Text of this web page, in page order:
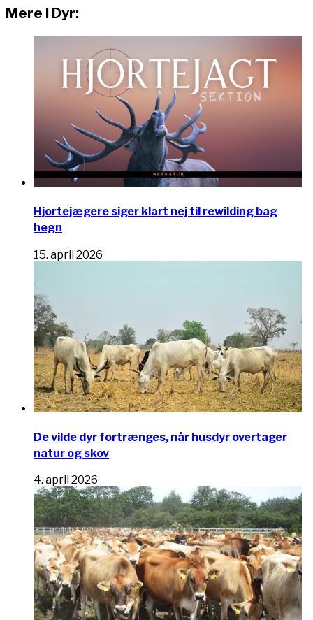
Mere i Dyr:
Hjortejægere siger klart nej til rewilding bag
hegn
15. april 2026
De vilde dyr fortrænges, når husdyr overtager
natur og skov
4. april 2026